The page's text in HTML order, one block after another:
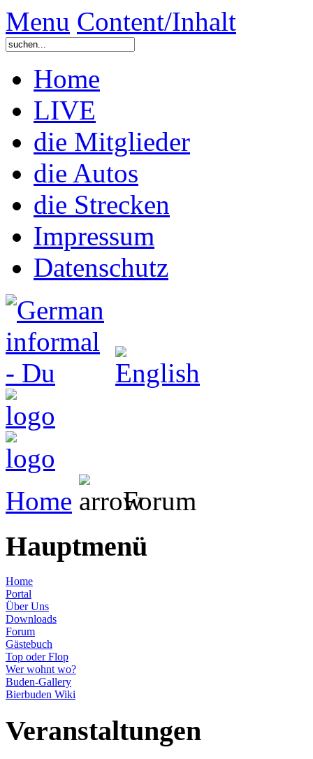
Menu Content/Inhalt
Home
LIVE
die Mitglieder
die Autos
die Strecken
Impressum
Datenschutz
Home Forum
Hauptmenü
Home
Portal
Über Uns
Downloads
Forum
Gästebuch
Top oder Flop
Wer wohnt wo?
Buden-Gallery
Bierbuden Wiki
Veranstaltungen